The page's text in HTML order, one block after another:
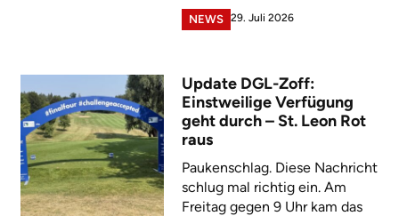
NEWS 29. Juli 2026
Update DGL-Zoff:
Einstweilige Verfügung
geht durch – St. Leon Rot
raus
Paukenschlag. Diese Nachricht
schlug mal richtig ein. Am
Freitag gegen 9 Uhr kam das